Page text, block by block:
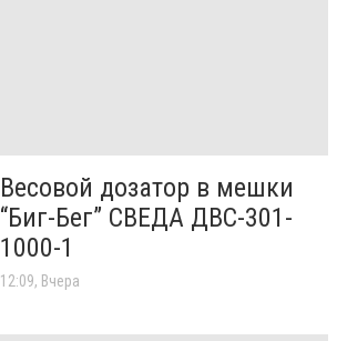
Весовой дозатор в мешки
“Биг-Бег” СВЕДА ДВС-301-
1000-1
12:09, Вчера